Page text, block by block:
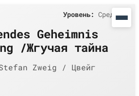
Geheimnis
/Жгучая тайна
Zweig / Цвейг
Уровень: Средний